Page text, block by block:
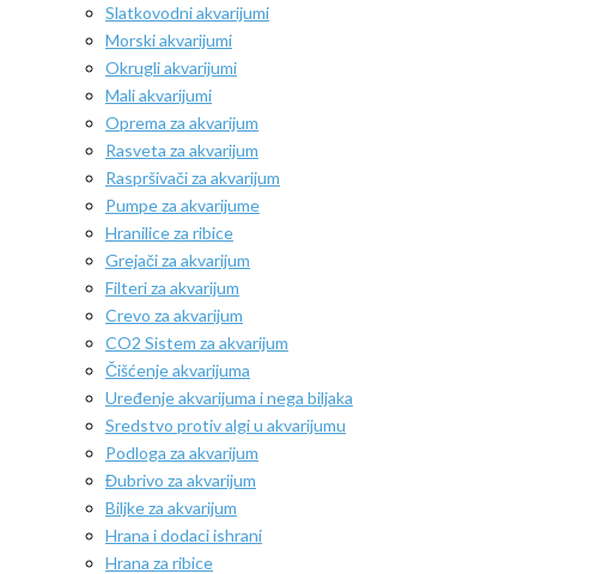
Slatkovodni akvarijumi
Morski akvarijumi
Okrugli akvarijumi
Mali akvarijumi
Oprema za akvarijum
Rasveta za akvarijum
Raspršivači za akvarijum
Pumpe za akvarijume
Hranilice za ribice
Grejači za akvarijum
Filteri za akvarijum
Crevo za akvarijum
CO2 Sistem za akvarijum
Čišćenje akvarijuma
Uređenje akvarijuma i nega biljaka
Sredstvo protiv algi u akvarijumu
Podloga za akvarijum
Đubrivo za akvarijum
Biljke za akvarijum
Hrana i dodaci ishrani
Hrana za ribice